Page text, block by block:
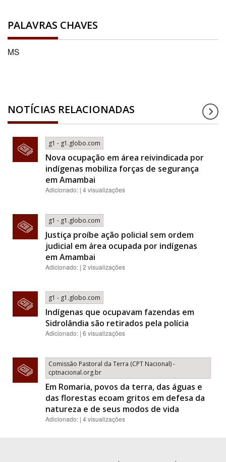
PALAVRAS CHAVES
MS
NOTÍCIAS RELACIONADAS
g1 - g1.globo.com
Nova ocupação em área reivindicada por
indígenas mobiliza forças de segurança
em Amambai
Adicionado: | 4 visualizações
g1 - g1.globo.com
Justiça proíbe ação policial sem ordem
judicial em área ocupada por indígenas
em Amambai
Adicionado: | 2 visualizações
g1 - g1.globo.com
Indígenas que ocupavam fazendas em
Sidrolândia são retirados pela polícia
Adicionado: | 6 visualizações
Comissão Pastoral da Terra (CPT Nacional) -
cptnacional.org.br
Em Romaria, povos da terra, das águas e
das florestas ecoam gritos em defesa da
natureza e de seus modos de vida
Adicionado: | 4 visualizações